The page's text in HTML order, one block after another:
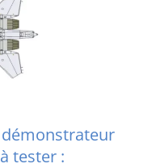
démonstrateur
tester :